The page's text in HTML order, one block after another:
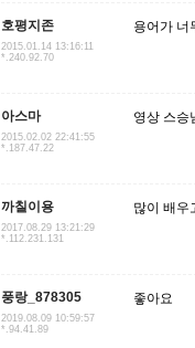
호평지존
2015.01.14 13:16:11
*.240.92.70
용어가 너
아스마
2015.02.02 22:41:55
*.187.47.22
영상 스승
까칠이용
2017.08.29 13:21:29
*.112.231.131
많이 배우
풍랑_878305
2019.08.09 10:59:57
*.94.41.89
좋아요